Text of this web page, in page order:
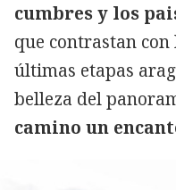
cumbres y los
que contrastan
últimas etapas
belleza del
camino un